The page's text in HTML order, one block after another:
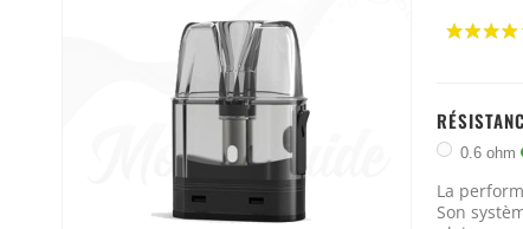
0.6 ohm
La
Son